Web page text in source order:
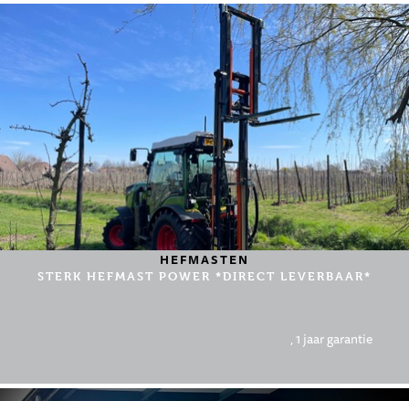
HEFMASTEN
STERK HEFMAST POWER *DIRECT LEVERBAAR*
, 1 jaar garantie